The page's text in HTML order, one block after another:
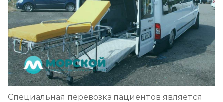
Специальная перевозка пациентов является